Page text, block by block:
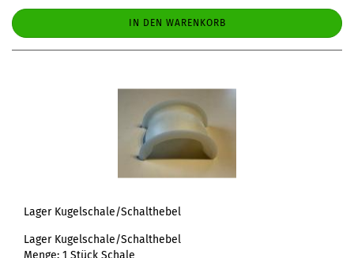
IN DEN WARENKORB
Lager Kugelschale/Schalthebel
Lager Kugelschale/Schalthebel
Menge: 1 Stück Schale